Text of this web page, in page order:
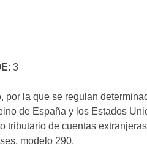
: 3
por la que se regulan
de España y los Estados
tributario de cuentas
modelo 290.